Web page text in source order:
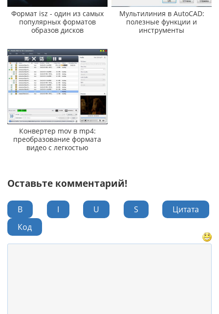
Формат isz - один из самых
популярных форматов
образов дисков
Мультилиния в AutoCAD:
полезные функции и
инструменты
Конвертер mov в mp4:
преобразование формата
видео с легкостью
Оставьте комментарий!
B I U S
Цитата
Код